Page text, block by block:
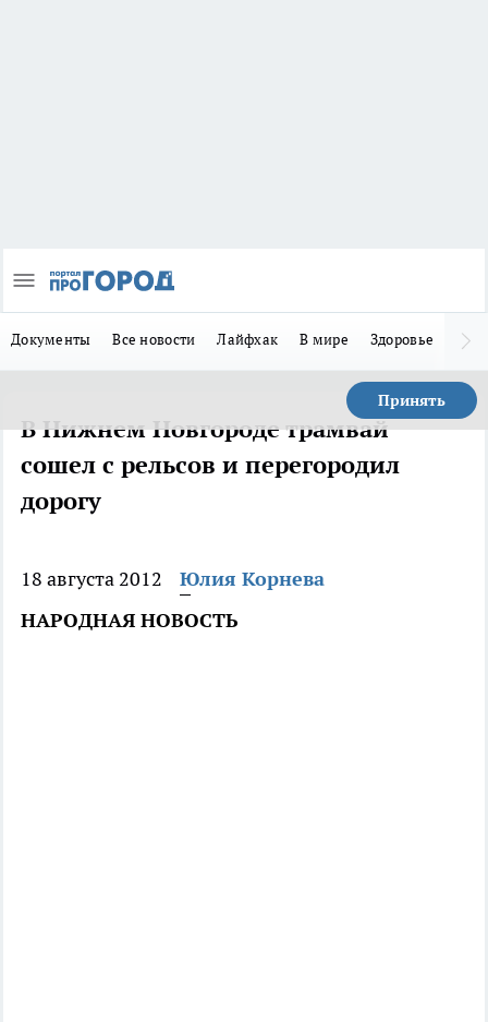
Документы Все новости Лайфхак В мире Здоровье
Принять
В Нижнем Новгороде трамвай
сошел с рельсов и перегородил
дорогу
18 августа 2012
Юлия Корнева
НАРОДНАЯ НОВОСТЬ